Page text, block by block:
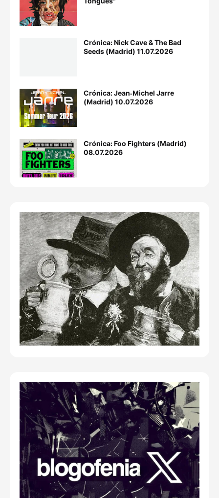
Crónica: Nick Cave & The Bad
Seeds (Madrid) 11.07.2026
Crónica: Jean‐Michel Jarre
(Madrid) 10.07.2026
Crónica: Foo Fighters (Madrid)
08.07.2026